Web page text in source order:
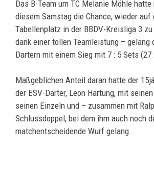
Das B-Team um TC Melanie Möhle
diesem Samstag die Chance, wieder auf
Tabellenplatz in der BBDV-Kreisliga 3
dank einer tollen Teamleistung – gelang
Dartern mit einem Sieg mit 7 : 5 Sets (27
Maßgeblichen Anteil daran hatte der
der ESV-Darter, Leon Hartung, mit
seinen Einzeln und – zusammen mit
Schlussdoppel, bei dem ihm auch noch
matchentscheidende Wurf gelang.